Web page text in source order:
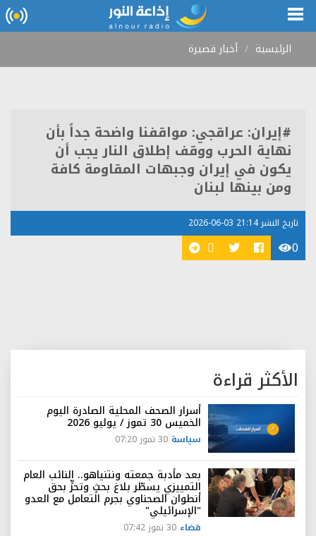
الرئيسية أخبار قصيرة
#إيران: عراقجي: مواقفنا واضحة جداً بأن
نهاية الحرب ووقف إطلاق النار يجب أن
يكون في إيران وجبهات المقاومة كافة
ومن بينها لبنان
تاريخ النشر 21:14 03-06-2026
0
الأكثر قراءة
أسرار الصحف المحلية الصادرة اليوم
الخميس 30 تموز / يوليو 2026
سياسة 30 تموز 07:20
بعد مأدبة جمعته ونتنياهو.. النائب العام
التمييزي يسطّر بلاغ بحثٍ وتحرٍّ بحق
أنطوان الصحناوي بجرم التعامل مع العدو
"الإسرائيلي"
قضاء 30 تموز 07:42